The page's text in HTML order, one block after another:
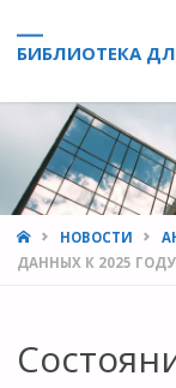
БИБЛИОТЕКА
HOMEНОВОСТИ
ДАННЫХ К 2025 ГОДУ